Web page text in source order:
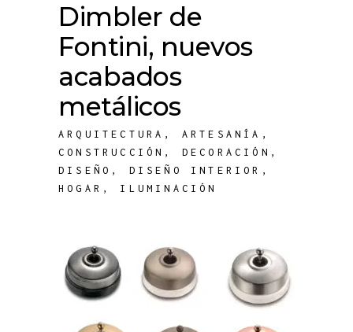
Dimbler de
Fontini, nuevos
acabados
metálicos
ARQUITECTURA , ARTESANÍA ,
CONSTRUCCIÓN , DECORACIÓN ,
DISEÑO , DISEÑO INTERIOR ,
HOGAR , ILUMINACIÓN